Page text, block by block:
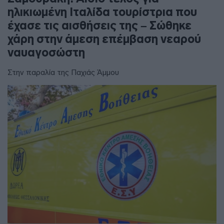
ηλικιωμένη Ιταλίδα τουρίστρια που
έχασε τις αισθήσεις της – Σώθηκε
χάρη στην άμεση επέμβαση νεαρού
ναυαγοσώστη
Στην παραλία της Παχιάς Άμμου